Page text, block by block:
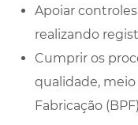
Apoiar
realizando
Cumprir os
qualidade,
Fabricação